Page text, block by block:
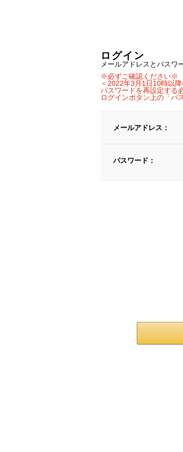
ログイン
メールアドレスとパスワ
※必ずご確認ください※
＜2022年3月1日10時以
パスワードを再設定する
ログインボタン上の「パ
メールアドレス：
パスワード：